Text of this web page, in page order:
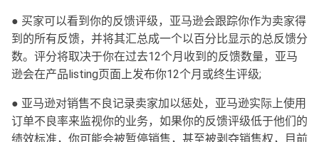
● 买家可以看到你的反馈评级，亚马逊会跟踪你作为卖家得
到的所有反馈，并将其汇总成一个以百分比显示的总反馈分
数。评分将取决于你在过去12个月收到的反馈数量，亚马
逊会在产品listing页面上发布你12个月或终生评级;
● 亚马逊对销售不良记录卖家加以惩处，亚马逊实际上使用
订单不良率来监视你的业务，如果你的反馈评级低于他们的
绩效标准，你可能会被暂停销售，甚至被剥夺销售权，目前